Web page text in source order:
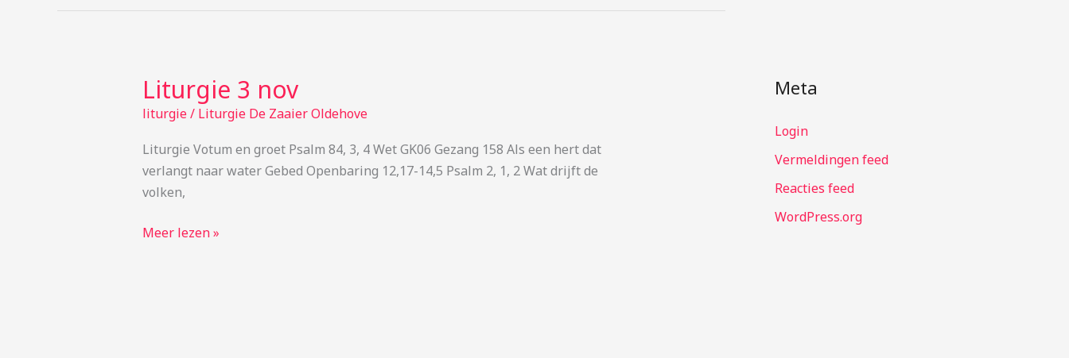
Liturgie 3 nov
liturgie/ Liturgie De Zaaier Oldehove
Liturgie Votum en groet Psalm 84, 3, 4 Wet GK06 Gezang 158 Als een hert dat
verlangt naar water Gebed Openbaring 12,17-14,5 Psalm 2, 1, 2 Wat drijft de
volken,
Liturgie
3
Meer lezen »
Meta
Login
Vermeldingen feed
Reacties feed
WordPress.org